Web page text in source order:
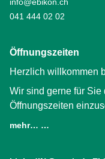
info@ebikon.ch
041 444 02 02
Öffnungszeiten
Herzlich willkommen
Wir sind gerne für Sie
Öffnungszeiten
mehr… …